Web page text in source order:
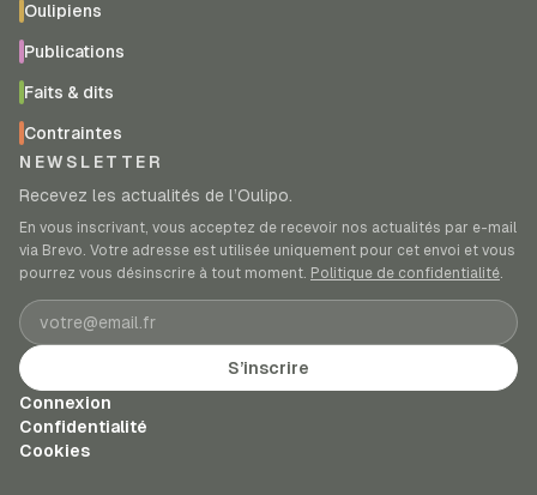
Oulipiens
Publications
Faits & dits
Contraintes
NEWSLETTER
Recevez les actualités de l’Oulipo.
En vous inscrivant, vous acceptez de recevoir nos actualités par e-mail
via Brevo. Votre adresse est utilisée uniquement pour cet envoi et vous
pourrez vous désinscrire à tout moment. Politique de confidentialité.
Adresse e-mail
S’inscrire
Connexion
Confidentialité
Cookies